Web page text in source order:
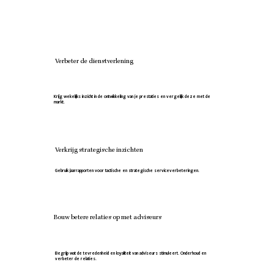
Bouw betere relaties op met adviseurs
Begrijp wat de tevredenheid en loyaliteit van adviseurs stimuleert. Onderhoud en
verbeter de relaties.
Verkrijg strategische inzichten
Gebruik jaarrapporten voor tactische en strategische serviceverbeteringen.
Verbeter de dienstverlening
Krijg wekelijks inzicht in de ontwikkeling van je prestaties en vergelijk deze met de
markt.